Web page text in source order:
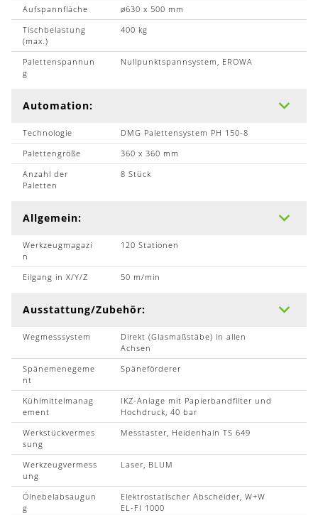
Aufspannfläche
ø630 x 500 mm
Tischbelastung
(max.)
400 kg
Palettenspannun
g
Nullpunktspannsystem, EROWA
Automation:
Technologie
DMG Palettensystem PH 150-8
Palettengröße
360 x 360 mm
Anzahl der
Paletten
8 Stück
Allgemein:
Werkzeugmagazi
n
120 Stationen
Eilgang in X/Y/Z 50 m/min
Ausstattung/Zubehör:
Wegmesssystem
Direkt (Glasmaßstäbe) in allen
Achsen
Spänemenegeme
nt
Späneförderer
Kühlmittelmanag
ement
IKZ-Anlage mit Papierbandfilter und
Hochdruck, 40 bar
Werkstückvermes
sung
Messtaster, Heidenhain TS 649
Werkzeugvermess
ung
Laser, BLUM
Ölnebelabsaugun
g
Elektrostatischer Abscheider, W+W
EL-FI 1000